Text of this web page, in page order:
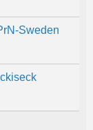
Sweden